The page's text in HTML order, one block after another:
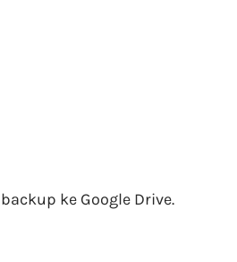
ke Google Drive.